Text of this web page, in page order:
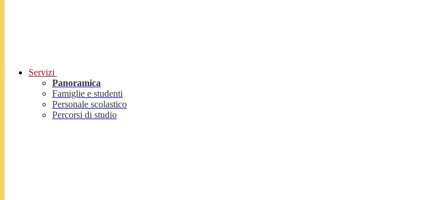
Servizi
Panoramica
Famiglie e studenti
Personale scolastico
Percorsi di studio